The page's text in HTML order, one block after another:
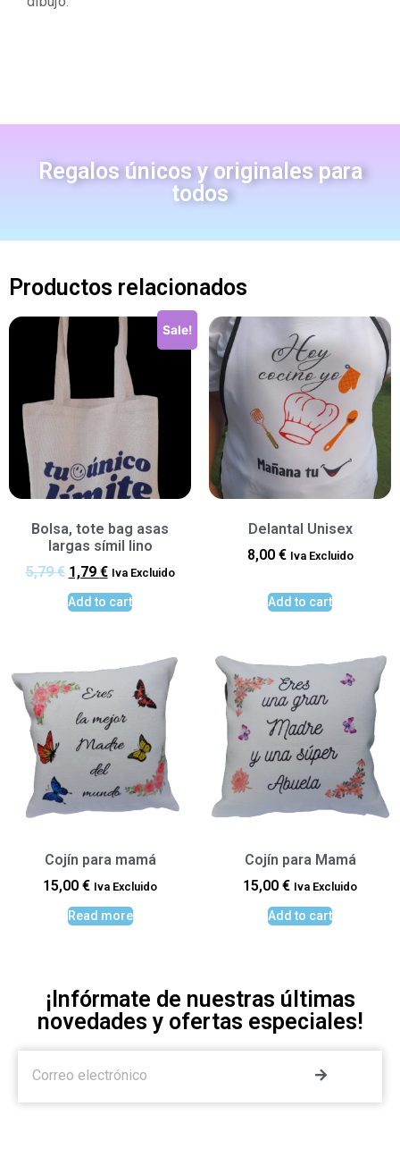
Regalos únicos y originales para
todos
Productos relacionados
Sale!
Bolsa, tote bag asas
largas símil lino
5,79€ 1,79 € Iva Excluido
Add to cart
Delantal Unisex
8,00 € Iva Excluido
Add to cart
Cojín para mamá
15,00 € Iva Excluido
Read more
Cojín para Mamá
15,00 € Iva Excluido
Add to cart
¡Infórmate de nuestras últimas
novedades y ofertas especiales!